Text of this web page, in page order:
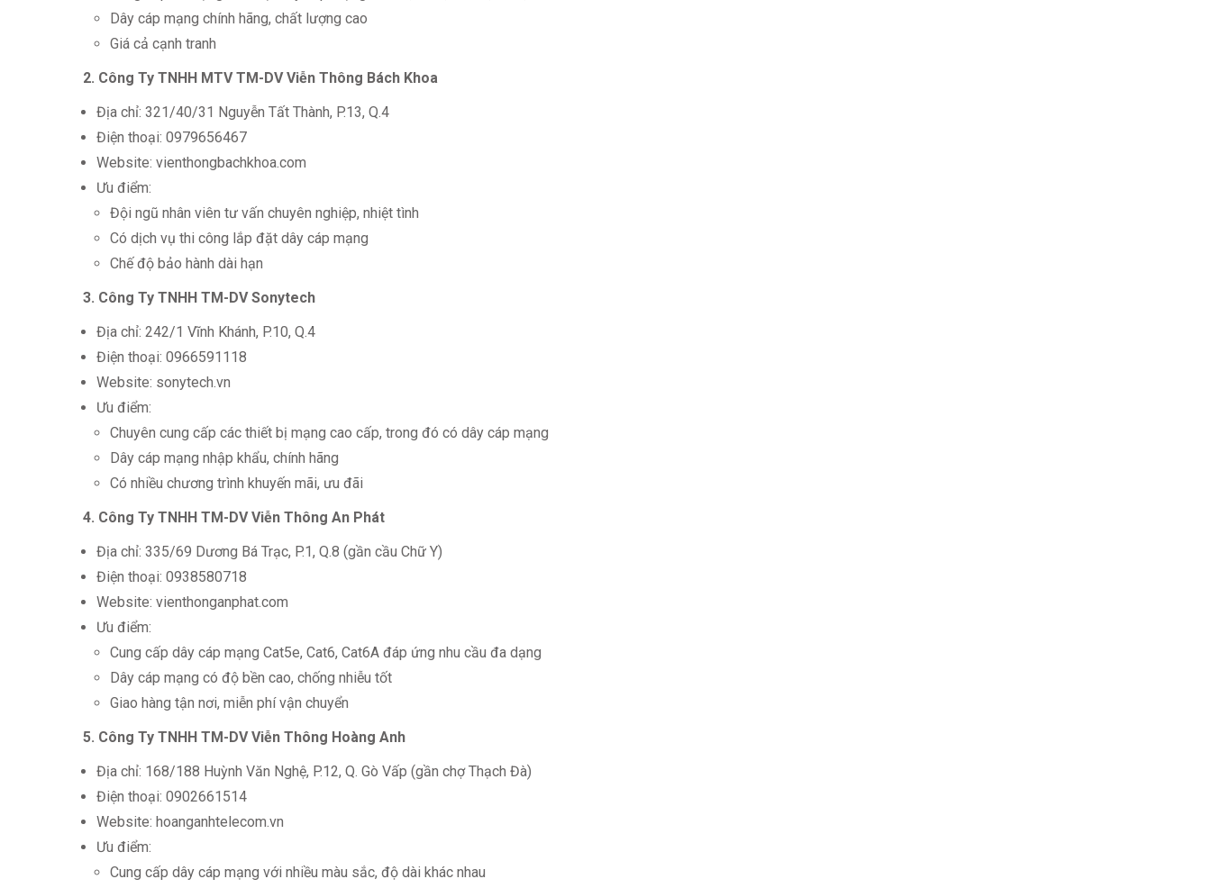
Dây cáp mạng chính hãng, chất lượng cao
Giá cả cạnh tranh
2. Công Ty TNHH MTV TM-DV Viễn Thông Bách Khoa
Địa chỉ: 321/40/31 Nguyễn Tất Thành, P.13, Q.4
Điện thoại: 0979656467
Website: vienthongbachkhoa.com
Ưu điểm:
Đội ngũ nhân viên tư vấn chuyên nghiệp, nhiệt tình
Có dịch vụ thi công lắp đặt dây cáp mạng
Chế độ bảo hành dài hạn
3. Công Ty TNHH TM-DV Sonytech
Địa chỉ: 242/1 Vĩnh Khánh, P.10, Q.4
Điện thoại: 0966591118
Website: sonytech.vn
Ưu điểm:
Chuyên cung cấp các thiết bị mạng cao cấp, trong đó có dây cáp mạng
Dây cáp mạng nhập khẩu, chính hãng
Có nhiều chương trình khuyến mãi, ưu đãi
4. Công Ty TNHH TM-DV Viễn Thông An Phát
Địa chỉ: 335/69 Dương Bá Trạc, P.1, Q.8 (gần cầu Chữ Y)
Điện thoại: 0938580718
Website: vienthonganphat.com
Ưu điểm:
Cung cấp dây cáp mạng Cat5e, Cat6, Cat6A đáp ứng nhu cầu đa dạng
Dây cáp mạng có độ bền cao, chống nhiễu tốt
Giao hàng tận nơi, miễn phí vận chuyển
5. Công Ty TNHH TM-DV Viễn Thông Hoàng Anh
Địa chỉ: 168/188 Huỳnh Văn Nghệ, P.12, Q. Gò Vấp (gần chợ Thạch Đà)
Điện thoại: 0902661514
Website: hoanganhtelecom.vn
Ưu điểm:
Cung cấp dây cáp mạng với nhiều màu sắc, độ dài khác nhau